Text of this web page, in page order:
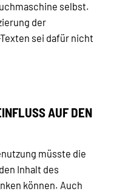
selbst.
der
sei dafür nicht
AUF DEN
müsste die
Inhalt des
können. Auch